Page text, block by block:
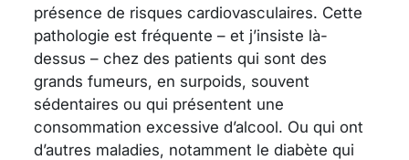
présence de risques cardiovasculaires. Cette
pathologie est fréquente – et j’insiste là-
dessus – chez des patients qui sont des
grands fumeurs, en surpoids, souvent
sédentaires ou qui présentent une
consommation excessive d’alcool. Ou qui ont
d’autres maladies, notamment le diabète qui